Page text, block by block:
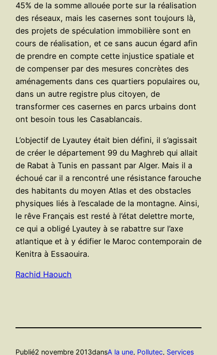
45% de la somme allouée porte sur la réalisation
des réseaux, mais les casernes sont toujours là,
des projets de spéculation immobilière sont en
cours de réalisation, et ce sans aucun égard afin
de prendre en compte cette injustice spatiale et
de compenser par des mesures concrètes des
aménagements dans ces quartiers populaires ou,
dans un autre registre plus citoyen, de
transformer ces casernes en parcs urbains dont
ont besoin tous les Casablancais.
L’objectif de Lyautey était bien défini, il s’agissait
de créer le département 99 du Maghreb qui allait
de Rabat à Tunis en passant par Alger. Mais il a
échoué car il a rencontré une résistance farouche
des habitants du moyen Atlas et des obstacles
physiques liés à l’escalade de la montagne. Ainsi,
le rêve Français est resté à l’état delettre morte,
ce qui a obligé Lyautey à se rabattre sur l’axe
atlantique et à y édifier le Maroc contemporain de
Kenitra à Essaouira.
Rachid Haouch
Publié2 novembre 2013dansA la une, Pollutec, Services